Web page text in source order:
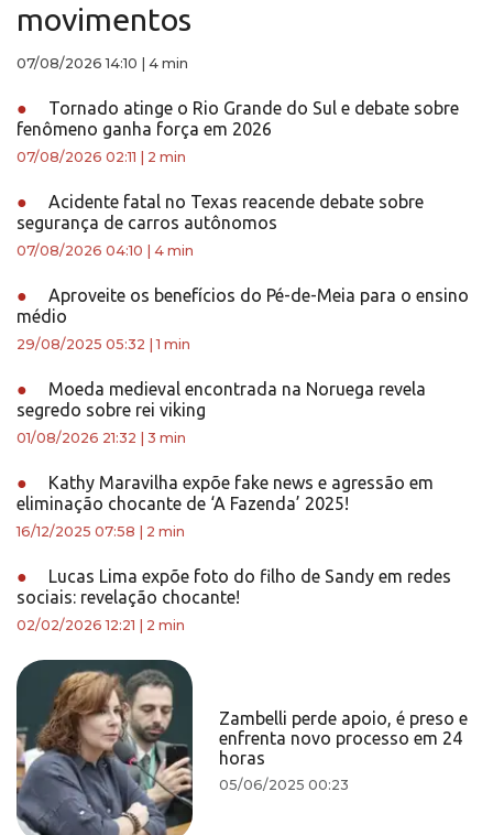
movimentos
07/08/2026 14:10 4 min
●
Tornado atinge o Rio Grande do Sul e debate sobre
fenômeno ganha força em 2026
07/08/2026 02:11 2 min
●
Acidente fatal no Texas reacende debate sobre
segurança de carros autônomos
07/08/2026 04:10 4 min
●
Aproveite os benefícios do Pé-de-Meia para o ensino
médio
29/08/2025 05:32 |1 min
●
Moeda medieval encontrada na Noruega revela
segredo sobre rei viking
01/08/2026 21:32 3 min
●
Kathy Maravilha expõe fake news e agressão em
eliminação chocante de ‘A Fazenda’ 2025!
16/12/2025 07:58 2 min
●
Lucas Lima expõe foto do filho de Sandy em redes
sociais: revelação chocante!
02/02/2026 12:21 2 min
Zambelli perde apoio, é preso e
enfrenta novo processo em 24
horas
05/06/2025 00:23